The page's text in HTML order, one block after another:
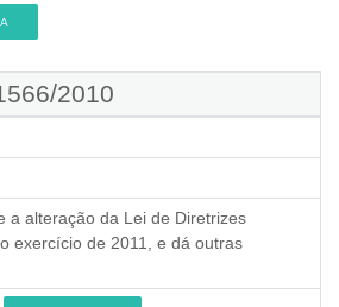
2010
a alteração da Lei de Diretrizes
exercício de 2011, e dá outras